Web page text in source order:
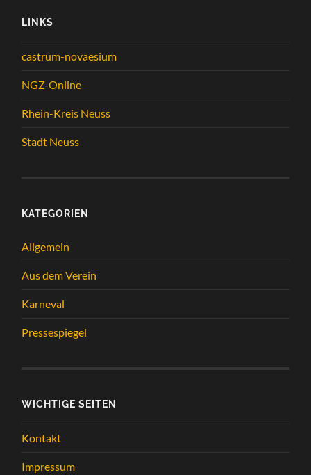
LINKS
castrum-novaesium
NGZ-Online
Rhein-Kreis Neuss
Stadt Neuss
KATEGORIEN
Allgemein
Aus dem Verein
Karneval
Pressespiegel
WICHTIGE SEITEN
Kontakt
Impressum